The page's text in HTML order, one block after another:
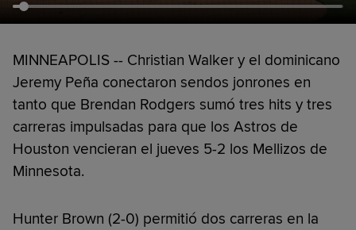
MINNEAPOLIS -- Christian Walker y el dominicano
Jeremy Peña conectaron sendos jonrones en
tanto que Brendan Rodgers sumó tres hits y tres
carreras impulsadas para que los Astros de
Houston vencieran el jueves 5-2 los Mellizos de
Minnesota.
Hunter Brown (2-0) permitió dos carreras en la